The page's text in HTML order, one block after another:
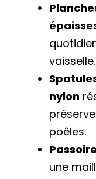
vaisselle.
nylon
poêles.
une